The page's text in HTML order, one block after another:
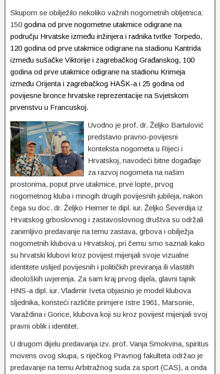
Skupom se obilježilo nekoliko važnih nogometnih obljetnica:
150 godina od prve nogometne utakmice odigrane na
području Hrvatske između inžinjera i radnika tvrtke Torpedo,
120 godina od prve utakmice odigrane na stadionu Kantrida
između sušačke Viktorije i zagrebačkog Građanskog, 100
godina od prve utakmice odigrane na stadionu Krimeja
između Orijenta i zagrebačkog HAŠK-ai 25 godina od
povijesne bronce hrvatske reprezentacije na Svjetskom
prvenstvu u Francuskoj.
Uvodno je prof. dr. Željko Bartulović
predstavio pravno-povijesni
konteksta nogometa u Rijeci i
Hrvatskoj, navodeći bitne događaje
za razvoj nogometa na našim
prostorima, poput prve utakmice, prve lopte, prvog
nogometnog kluba i mnogih drugih povijesnih jubileja, nakon
čega su doc. dr. Željko Heimer te dipl. iur. Željko Ševerdija iz
Hrvatskog grboslovnog i zastavoslovnog društva su održali
zanimljivo predavanje na temu zastava, grbova i obilježja
nogometnih klubova u Hrvatskoj, pri čemu smo saznali kako
su hrvatski klubovi kroz povijest mijenjali svoje vizualne
identitete uslijed povijesnih i političkih previranja ili vlastitih
ideoloških uvjerenja. Za sam kraj prvog dijela, glavni tajnik
HNS-a dipl. iur. Vladimir Iveta objasnio je model klubova
sljednika, koristeći različite primjere Istre 1961, Marsonie,
Varaždina i Gorice, klubova koji su kroz povijest mijenjali svoj
pravni oblik i identitet.
U drugom dijelu predavanja izv. prof. Vanja Smokvina, spiritus
movens ovog skupa, s riječkog Pravnog fakulteta održao je
predavanje na temu Arbitražnog suda za sport (CAS), a onda